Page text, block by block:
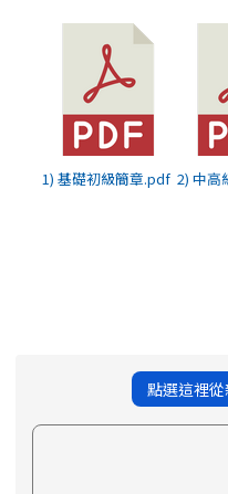
1) 基礎初級簡章.pdf 2) 中高
點選這裡